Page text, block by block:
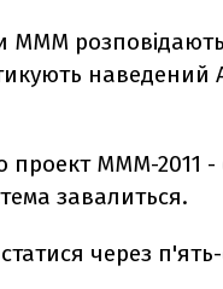
МММ
наведений
проект МММ-2011 -
завалиться.
через п'ять-